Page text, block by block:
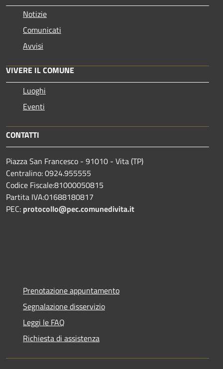
Notizie
Comunicati
Avvisi
VIVERE IL COMUNE
Luoghi
Eventi
CONTATTI
Piazza San Francesco - 91010 - Vita (TP)
Centralino: 0924.955555
Codice Fiscale:81000050815
Partita IVA:01688180817
PEC: protocollo@pec.comunedivita.it
Prenotazione appuntamento
Segnalazione disservizio
Leggi le FAQ
Richiesta di assistenza